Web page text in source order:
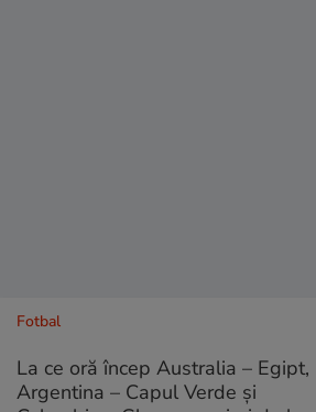
Fotbal
La ce oră încep Australia – Egipt,
Argentina – Capul Verde și